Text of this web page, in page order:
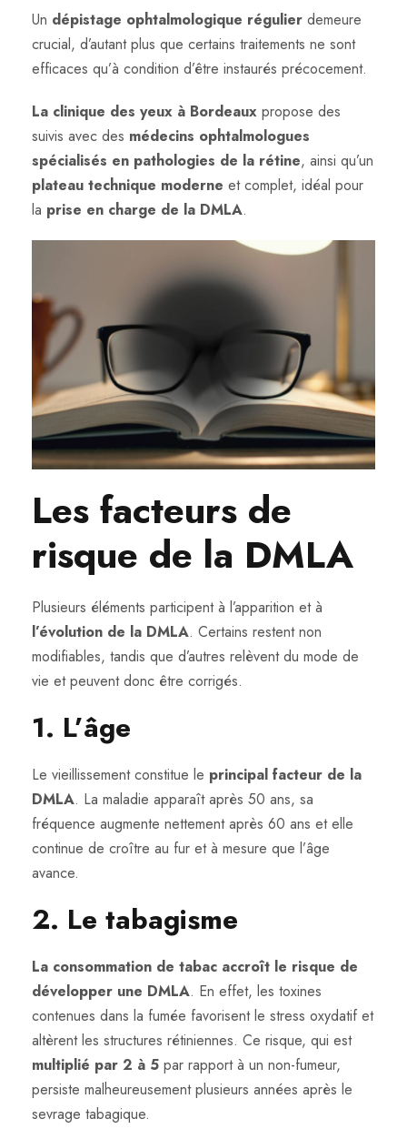
Un dépistage ophtalmologique régulier demeure
crucial, d’autant plus que certains traitements ne sont
efficaces qu’à condition d’être instaurés précocement.
La clinique des yeux à Bordeaux propose des
suivis avec des médecins ophtalmologues
spécialisés en pathologies de la rétine, ainsi qu’un
plateau technique moderne et complet, idéal pour
la prise en charge de la DMLA.
Les facteurs de
risque de la DMLA
Plusieurs éléments participent à l’apparition et à
l’évolution de la DMLA. Certains restent non
modifiables, tandis que d’autres relèvent du mode de
vie et peuvent donc être corrigés.
1. L’âge
Le vieillissement constitue le principal facteur de la
DMLA. La maladie apparaît après 50 ans, sa
fréquence augmente nettement après 60 ans et elle
continue de croître au fur et à mesure que l’âge
avance.
2. Le tabagisme
La consommation de tabac accroît le risque de
développer une DMLA. En effet, les toxines
contenues dans la fumée favorisent le stress oxydatif et
altèrent les structures rétiniennes. Ce risque, qui est
multiplié par 2 à 5 par rapport à un non-fumeur,
persiste malheureusement plusieurs années après le
sevrage tabagique.